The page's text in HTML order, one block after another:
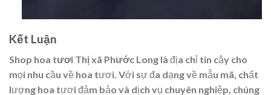
Kết Luận
Shop hoa tươi Thị xã Phước Long là địa chỉ tin cậy cho
mọi nhu cầu về hoa tươi. Với sự đa dạng về mẫu mã, chất
lượng hoa tươi đảm bảo và dịch vụ chuyên nghiệp, chúng